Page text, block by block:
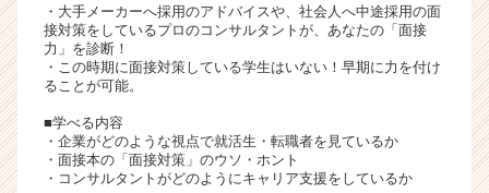
e
r）
・大手メーカーへ採用のアドバイスや、社会人へ中途採用の面
接対策をしているプロのコンサルタントが、あなたの「面接
力」を診断！
・この時期に面接対策している学生はいない！早期に力を付け
ることが可能。
■学べる内容
・企業がどのような視点で就活生・転職者を見ているか
・面接本の「面接対策」のウソ・ホント
・コンサルタントがどのようにキャリア支援をしているか